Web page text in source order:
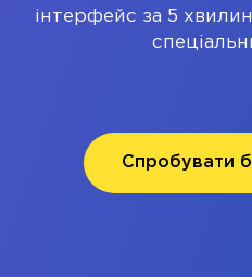
інтерфейс за 5
Спробувати